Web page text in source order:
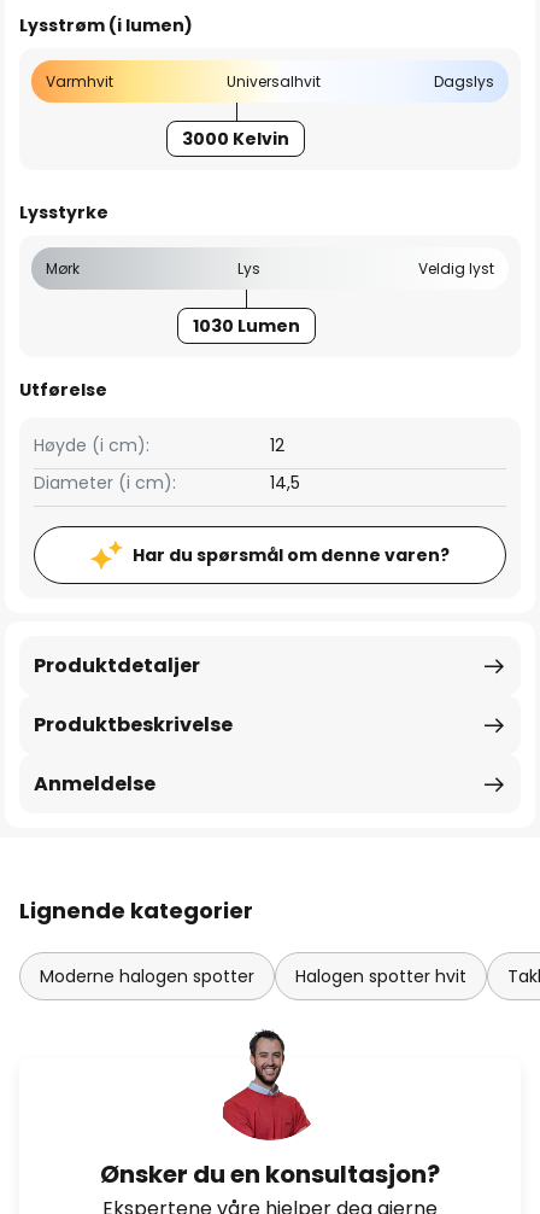
Lysstrøm (i lumen)
Varmhvit Universalhvit Dagslys
3000 Kelvin
Lysstyrke
Mørk Lys Veldig lyst
1030 Lumen
Utførelse
Høyde (i cm):
12
Diameter (i cm):
14,5
Har du spørsmål om denne varen?
Produktbeskrivelse
Produktdetaljer
Anmeldelse
Lignende kategorier
Moderne halogen spotter Halogen spotter hvit
Ønsker du en konsultasjon?